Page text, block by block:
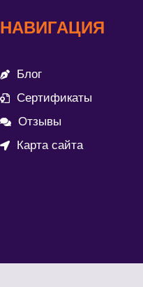
НАВИГАЦИЯ
Блог
Сертификаты
Отзывы
Карта сайта